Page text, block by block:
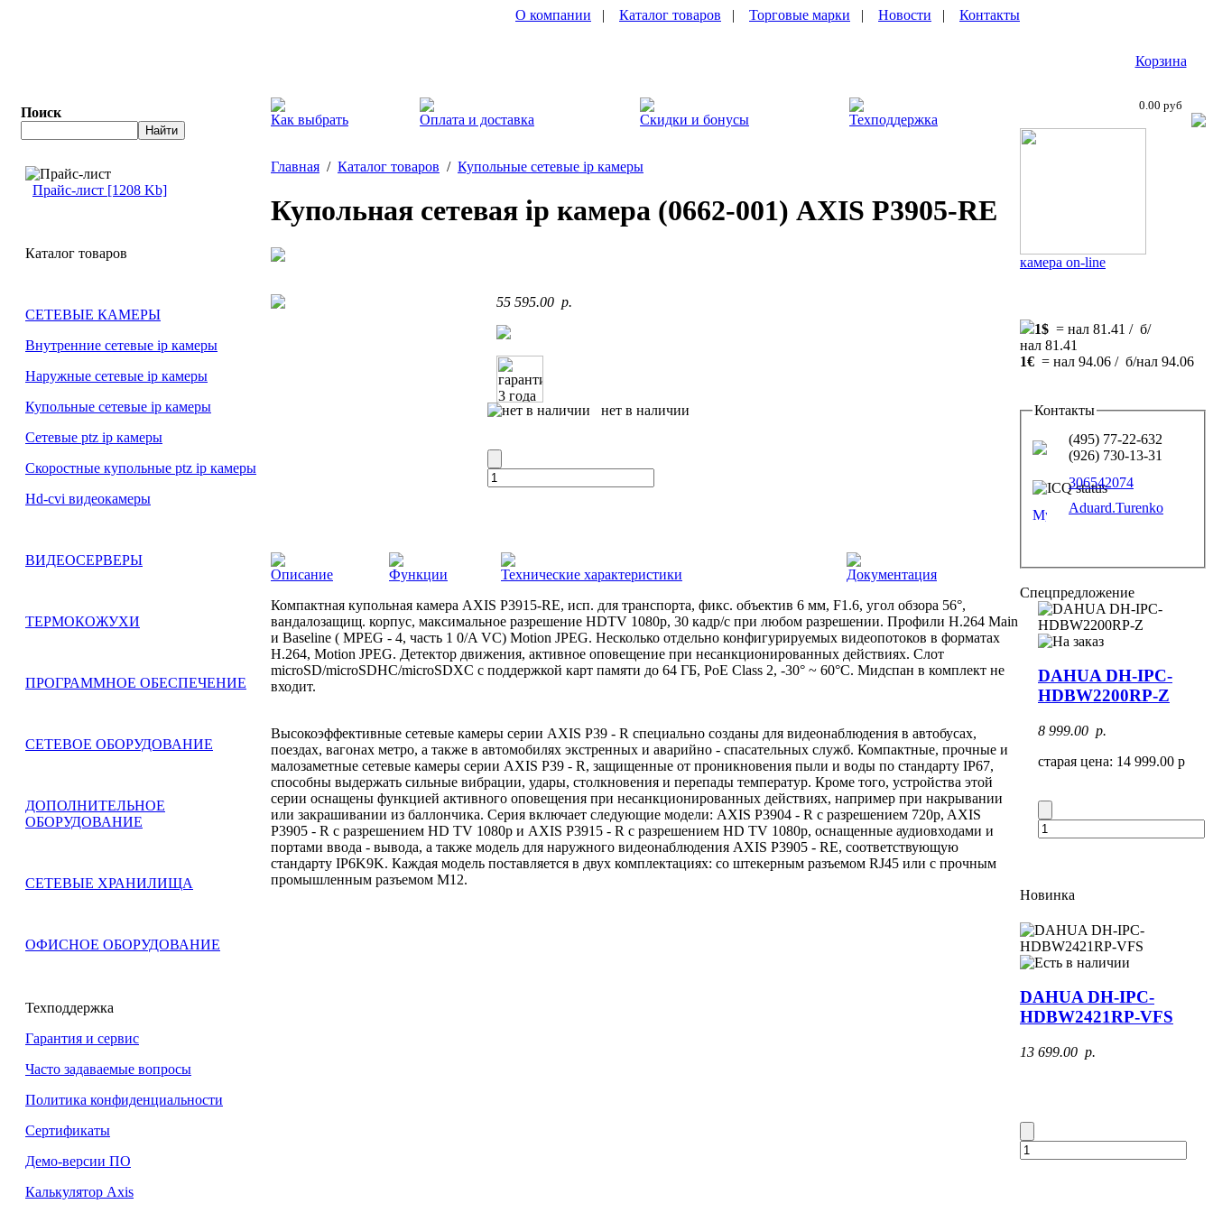
Поиск
О компании | Каталог товаров | Торговые марки | Новости | Контакты
Как выбрать Оплата и доставка Скидки и бонусы Техподдержка
Корзина
0.00 руб
Прайс-лист [1208 Kb]
Каталог товаров
СЕТЕВЫЕ КАМЕРЫ
Внутренние сетевые ip камеры
Наружные сетевые ip камеры
Купольные сетевые ip камеры
Сетевые ptz ip камеры
Скоростные купольные ptz ip камеры
Hd-cvi видеокамеры
ВИДЕОСЕРВЕРЫ
ТЕРМОКОЖУХИ
ПРОГРАММНОЕ ОБЕСПЕЧЕНИЕ
СЕТЕВОЕ ОБОРУДОВАНИЕ
ДОПОЛНИТЕЛЬНОЕ
ОБОРУДОВАНИЕ
СЕТЕВЫЕ ХРАНИЛИЩА
ОФИСНОЕ ОБОРУДОВАНИЕ
Техподдержка
Гарантия и сервис
Часто задаваемые вопросы
Политика конфиденциальности
Сертификаты
Демо-версии ПО
Калькулятор Axis
Главная / Каталог товаров / Купольные сетевые ip камеры
Купольная сетевая ip камера (0662-001) AXIS P3905-RE
55 595.00 p.
нет в наличии
Описание Функции Технические характеристики
Документация
Компактная купольная камера AXIS P3915-RE, исп. для транспорта, фикс. объектив 6 мм, F1.6, угол обзора 56°,
вандалозащищ. корпус, максимальное разрешение HDTV 1080p, 30 кадр/с при любом разрешении. Профили H.264 Main
и Baseline ( MPEG - 4, часть 1 0/A VC) Motion JPEG. Несколько отдельно конфигурируемых видеопотоков в форматах
H.264, Motion JPEG. Детектор движения, активное оповещение при несанкционированных действиях. Слот
microSD/microSDHC/microSDXC с поддержкой карт памяти до 64 ГБ, PoE Class 2, -30° ~ 60°C. Мидспан в комплект не
входит.
Высокоэффективные сетевые камеры серии AXIS P39 - R специально созданы для видеонаблюдения в автобусах,
поездах, вагонах метро, а также в автомобилях экстренных и аварийно - спасательных служб. Компактные, прочные и
малозаметные сетевые камеры серии AXIS P39 - R, защищенные от проникновения пыли и воды по стандарту IP67,
способны выдержать сильные вибрации, удары, столкновения и перепады температур. Кроме того, устройства этой
серии оснащены функцией активного оповещения при несанкционированных действиях, например при накрывании
или закрашивании из баллончика. Серия включает следующие модели: AXIS P3904 - R с разрешением 720p, AXIS
P3905 - R с разрешением HD TV 1080p и AXIS P3915 - R с разрешением HD TV 1080p, оснащенные аудиовходами и
портами ввода - вывода, а также модель для наружного видеонаблюдения AXIS P3905 - RE, соответствующую
стандарту IP6K9K. Каждая модель поставляется в двух комплектациях: со штекерным разъемом RJ45 или с прочным
промышленным разъемом M12.
камера on-line
1$ = нал 81.41 / б/
нал 81.41
1€ = нал 94.06 / б/нал 94.06
Контакты
(495) 77-22-632
(926) 730-13-31
306542074
Aduard.Turenko
Спецпредложение
DAHUA DH-IPC-
HDBW2200RP-Z
8 999.00 p.
старая цена: 14 999.00 р
Новинка
DAHUA DH-IPC-
HDBW2421RP-VFS
13 699.00 p.